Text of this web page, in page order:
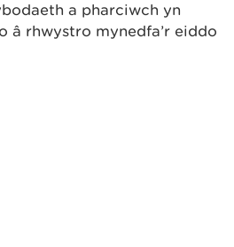
a pharciwch yn
â rhwystro mynedfa’r eiddo